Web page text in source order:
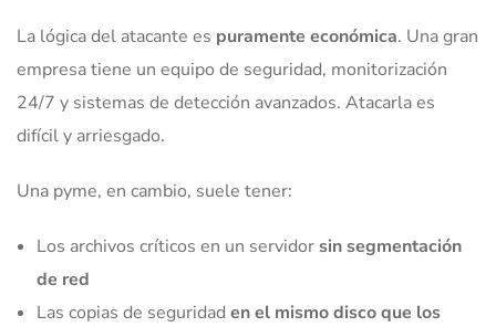
La lógica del atacante es puramente económica. Una gran
empresa tiene un equipo de seguridad, monitorización
24/7 y sistemas de detección avanzados. Atacarla es
difícil y arriesgado.
Una pyme, en cambio, suele tener:
Los archivos críticos en un servidor sin segmentación
de red
Las copias de seguridad en el mismo disco que los